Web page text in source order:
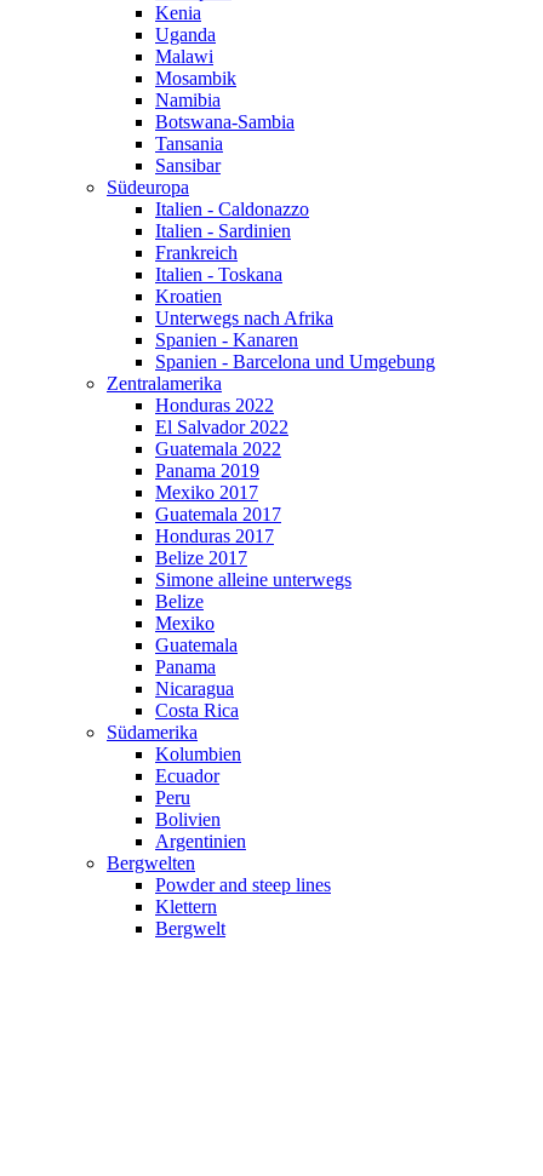
Kenia
Uganda
Malawi
Mosambik
Namibia
Botswana-Sambia
Tansania
Sansibar
Südeuropa
Italien - Caldonazzo
Italien - Sardinien
Frankreich
Italien - Toskana
Kroatien
Unterwegs nach Afrika
Spanien - Kanaren
Spanien - Barcelona und Umgebung
Zentralamerika
Honduras 2022
El Salvador 2022
Guatemala 2022
Panama 2019
Mexiko 2017
Guatemala 2017
Honduras 2017
Belize 2017
Simone alleine unterwegs
Belize
Mexiko
Guatemala
Panama
Nicaragua
Costa Rica
Südamerika
Kolumbien
Ecuador
Peru
Bolivien
Argentinien
Bergwelten
Powder and steep lines
Klettern
Bergwelt